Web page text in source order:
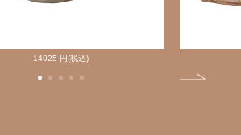
14025 円(税込)